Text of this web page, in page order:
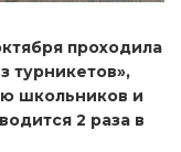
проходила
турникетов»,
школьников и
2 раза в